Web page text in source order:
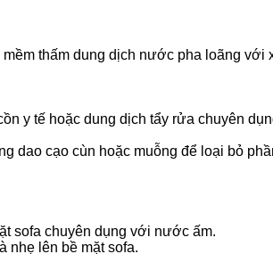
mềm thấm dung dịch nước pha loãng với
y tế hoặc dung dịch tẩy rửa chuyên
dao cạo cùn hoặc muỗng để loại
sofa chuyên dụng với nước ấm.
nhẹ lên bề mặt sofa.